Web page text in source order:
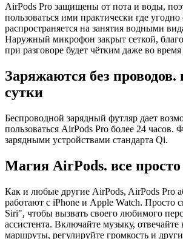
AirPods Pro защищены от пота и воды,
пользоваться ими практически где угодно
распространяется на занятия водными
Наружный микрофон закрыт сеткой,
при разговоре будет чётким даже во
Заряжаются без
сутки
Беспроводной зарядный футляр дает
пользоваться AirPods Pro более 24 часов.
зарядными устройствами стандарта Qi.
Магия AirPods. все
Как и любые другие AirPods, AirPods Pro
работают с iPhone и Apple Watch. Просто
Siri", чтобы вызвать своего любимого
ассистента. Включайте музыку, отвечайте
маршруты, регулируйте громкость и